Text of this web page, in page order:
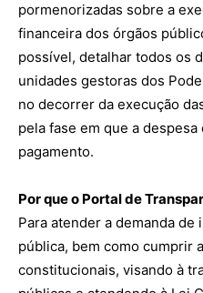
pormenorizadas sobre a
financeira dos órgãos
possível, detalhar todos os
unidades gestoras dos
no decorrer da execução
pela fase em que a
pagamento.
Por que o Portal de
Para atender a demanda
pública, bem como cumprir
constitucionais, visando à